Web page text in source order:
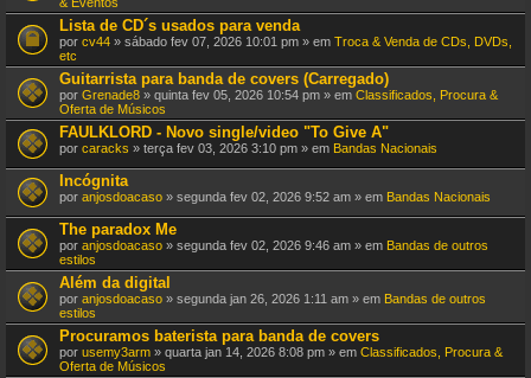
o
t
a
ç
ã
o
.
s
t
e
T
ó
p
i
c
o
e
m
u
m
a
v
o
t
a
ç
ã
o
.
Lista de CD´s usados para venda
por cv44 » sábado fev 07, 2026 10:01 pm » em Troca & Venda de CDs, DVDs,
etc
Guitarrista para banda de covers (Carregado)
por Grenade8 » quinta fev 05, 2026 10:54 pm » em Classificados, Procura &
Oferta de Músicos
FAULKLORD - Novo single/video "To Give A"
por caracks » terça fev 03, 2026 3:10 pm » em Bandas Nacionais
Incógnita
por anjosdoacaso » segunda fev 02, 2026 9:52 am » em Bandas Nacionais
The paradox Me
por anjosdoacaso » segunda fev 02, 2026 9:46 am » em Bandas de outros
estilos
Além da digital
por anjosdoacaso » segunda jan 26, 2026 1:11 am » em Bandas de outros
estilos
Procuramos baterista para banda de covers
por usemy3arm » quarta jan 14, 2026 8:08 pm » em Classificados, Procura &
Oferta de Músicos